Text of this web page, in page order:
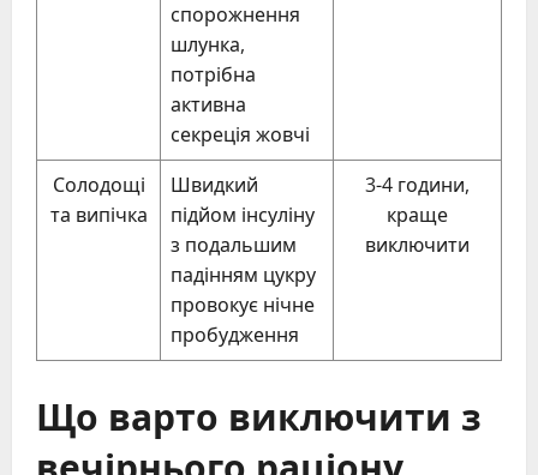
спорожнення
шлунка,
потрібна
активна
секреція жовчі
Солодощі
та випічка
Швидкий
підйом інсуліну
з подальшим
падінням цукру
провокує нічне
пробудження
3-4 години,
краще
виключити
Що варто виключити з